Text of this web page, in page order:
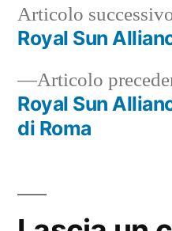
Navigazione
articoli
Articolo
Royal Sun
di Roma
Articolo
Royal Sun